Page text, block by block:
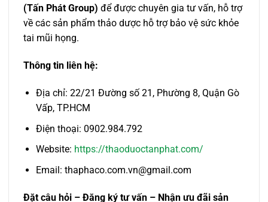
(Tấn Phát Group) để được chuyên gia tư vấn, hỗ trợ
về các sản phẩm thảo dược hỗ trợ bảo vệ sức khỏe
tai mũi họng.
Thông tin liên hệ:
Địa chỉ: 22/21 Đường số 21, Phường 8, Quận Gò
Vấp, TP.HCM
Điện thoại: 0902.984.792
Website: https://thaoduoctanphat.com/
Email: thaphaco.com.vn@gmail.com
Đặt câu hỏi – Đăng ký tư vấn – Nhận ưu đãi sản